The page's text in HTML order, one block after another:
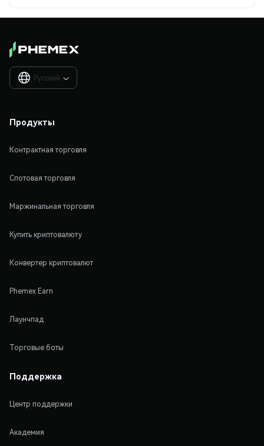
Русский 
Продукты
Контрактная торговля
Спотовая торговля
Маржинальная торговля
Купить криптовалюту
Конвертер криптовалют
Phemex Earn
Лаунчпад
Торговые боты
Поддержка
Центр поддержки
Академия